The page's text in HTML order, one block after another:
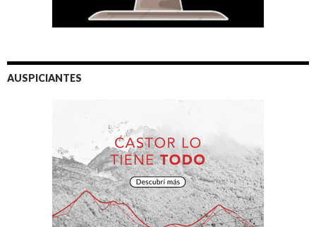
AUSPICIANTES